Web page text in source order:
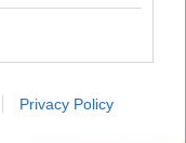
Privacy Policy
κακίες